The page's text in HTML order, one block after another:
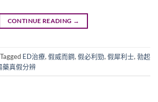
CONTINUE READING →
Tagged ED治療, 假威而鋼, 假必利勁, 假犀利士, 勃起
藥真假分辨